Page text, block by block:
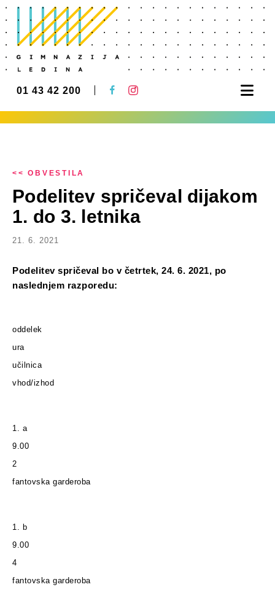
01 43 42 200
<< OBVESTILA
Podelitev spričeval dijakom
1. do 3. letnika
21. 6. 2021
Podelitev spričeval bo v četrtek, 24. 6. 2021, po
naslednjem razporedu:
oddelek
ura
učilnica
vhod/izhod
1. a
9.00
2
fantovska garderoba
1. b
9.00
4
fantovska garderoba